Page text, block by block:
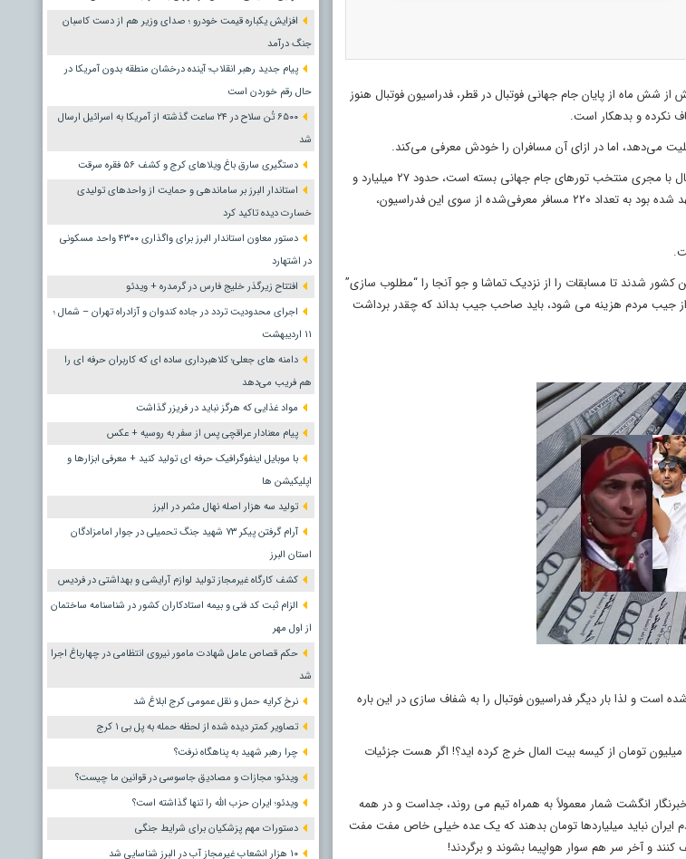
ماه از پایان جام جهانی فوتبال در قطر، فدراسیون فوتبال هنوز
نکرده و بدهکار است.
می‌دهد، اما در ازای آن مسافران را خودش معرفی می‌کند.
نوشته است: ارزش قراردادی که فدراسیون فوتبال با مجری منتخب تورهای جام جهانی بسته است، حدود ۲۷ میلیارد و
۳۰۰ میلیون تومان بوده که در ازای آن، آژانس طرف قرارداد به عنوان مجری تور جام جهانی ۲۰۲۲ متعهد شده بود به تعداد ۲۲۰ مسافر معرفی‌شده از سوی این فدراسیون،
کشور شدند تا مسابقات را از نزدیک تماشا و جو آنجا را “مطلوب سازی”
از جیب مردم هزینه می شود، باید صاحب جیب بداند که چقدر برداشت
است و لذا بار دیگر فدراسیون فوتبال را به شفاف سازی در این باره
۱ – آیا عدد اعلامی ۲۷ میلیارد و ۳۰۰ میلیون تومان صحیح است و برای هر کدام از این “دوستان” ۱۲۴ میلیون تومان از کیسه بیت المال خرج کرده اید؟! اگر هست جزئیات
خبرنگار انگشت شمار معمولاً به همراه تیم می روند، جداست و در همه
بردن ۲۲۰ محلی از اعراب ندارد و قاعدتاً مردم ایران نباید میلیاردها تومان بدهند که یک عده خیلی خاص مفت مفت
کنند و آخر سر هم سوار هواپیما بشوند و برگردند!
افزایش یکباره قیمت خودرو ؛ صدای وزیر هم از دست کاسبان
جنگ درآمد
پیام جدید رهبر انقلاب؛ آینده درخشان منطقه بدون آمریکا در
حال رقم خوردن است
۶۵۰۰ تُن سلاح در ۲۴ ساعت گذشته از آمریکا به اسرائیل ارسال
شد
دستگیری سارق باغ ویلاهای کرج و کشف ۵۶ فقره سرقت
استاندار البرز بر ساماندهی و حمایت از واحدهای تولیدی
خسارت دیده تاکید کرد
دستور معاون استاندار البرز برای واگذاری ۴۳۰۰ واحد مسکونی
در اشتهارد
افتتاح زیرگذر خلیج فارس در گرمدره + ویدئو
اجرای محدودیت تردد در جاده کندوان و آزادراه تهران – شمال ؛
١١ اردیبهشت
دامنه های جعلی؛ کلاهبرداری ساده ای که کاربران حرفه ای را
هم فریب می‌دهد
مواد غذایی که هرگز نباید در فریزر گذاشت
پیام معنادار عراقچی پس از سفر به روسیه + عکس
با موبایل اینفوگرافیک حرفه ای تولید کنید + معرفی ابزارها و
اپلیکیشن ها
تولید سه هزار اصله نهال مثمر در البرز
آرام گرفتن پیکر ۷۳ شهید جنگ تحمیلی در جوار امامزادگان
استان البرز
کشف کارگاه غیرمجاز تولید لوازم آرایشی و بهداشتی در فردیس
الزام ثبت کد فنی و بیمه استادکاران کشور در شناسنامه ساختمان
از اول مهر
حکم قصاص عامل شهادت مامور نیروی انتظامی در چهارباغ اجرا
شد
نرخ کرایه حمل و نقل عمومی کرج ابلاغ شد
تصاویر کمتر دیده شده از لحظه حمله به پل بی ۱ کرج
چرا رهبر شهید به پناهگاه نرفت؟
ویدئو؛ مجازات و مصادیق جاسوسی در قوانین ما چیست؟
ویدئو؛ ایران حزب الله را تنها گذاشته است؟
دستورات مهم پزشکیان برای شرایط جنگی
۱۰ هزار انشعاب غیرمجاز آب در البرز شناسایی شد